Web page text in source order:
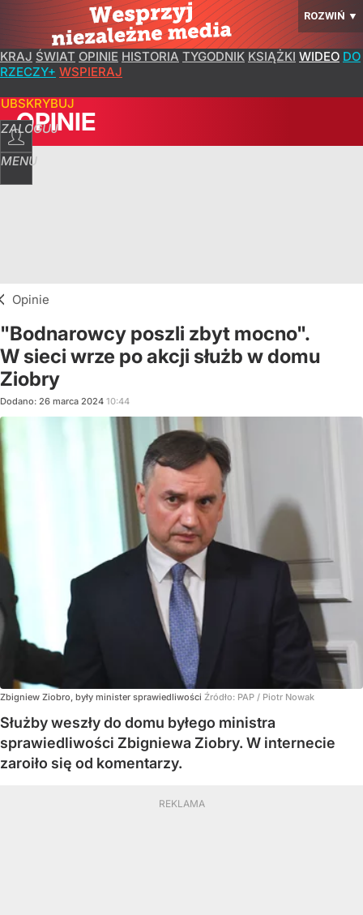
ROZWIŃ ▼
KRAJ ŚWIAT OPINIE HISTORIA TYGODNIK KSIĄŻKI WIDEO DO
RZECZY+ WSPIERAJ
ZALOGUJ
MENU
OPINIE
Opinie
"Bodnarowcy poszli zbyt mocno".
W sieci wrze po akcji służb w domu
Ziobry
Dodano: 26 marca 2024 10:44
Zbigniew Ziobro, były minister sprawiedliwości Źródło: PAP / Piotr Nowak
Służby weszły do domu byłego ministra
sprawiedliwości Zbigniewa Ziobry. W internecie
zaroiło się od komentarzy.